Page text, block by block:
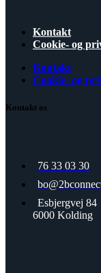
Kontakt
Cookie- og
Kontakt
Cookie- og
Kontakt os
76 33 03 30
Esbjergvej 84
6000 Kolding